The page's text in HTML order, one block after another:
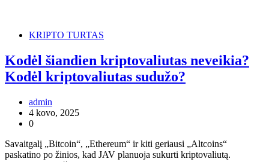
KRIPTO TURTAS
Kodėl šiandien kriptovaliutas neveikia?
Kodėl kriptovaliutas sudužo?
admin
4 kovo, 2025
0
Savaitgalį „Bitcoin“, „Ethereum“ ir kiti geriausi „Altcoins“
paskatino po žinios, kad JAV planuoja sukurti kriptovaliutą.